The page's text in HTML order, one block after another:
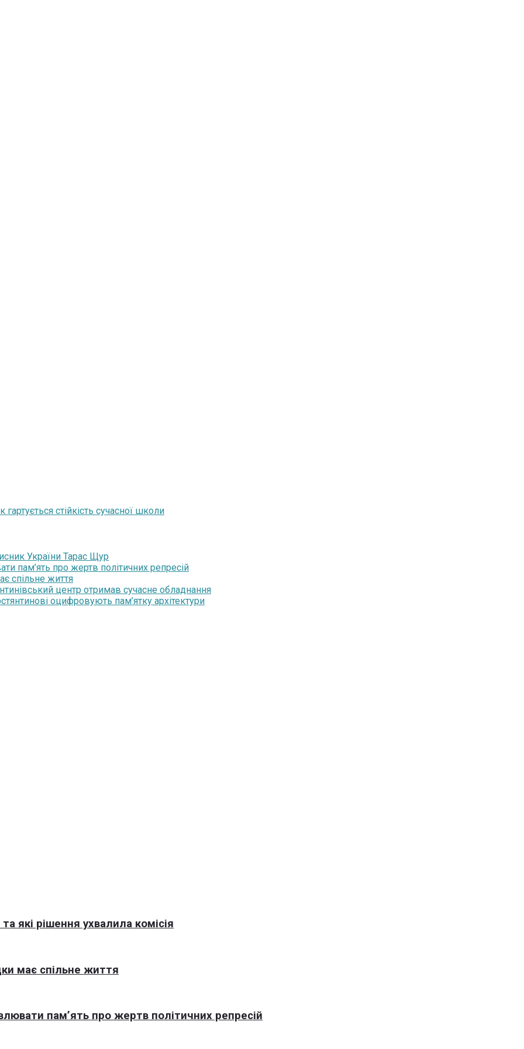
стійкість сучасної школи
України Тарас Щур
пам’ять про жертв політичних репресій
спільне життя
центр отримав сучасне обладнання
оцифровують пам’ятку архітектури
які рішення ухвалила комісія
має спільне життя
пам’ять про жертв політичних репресій